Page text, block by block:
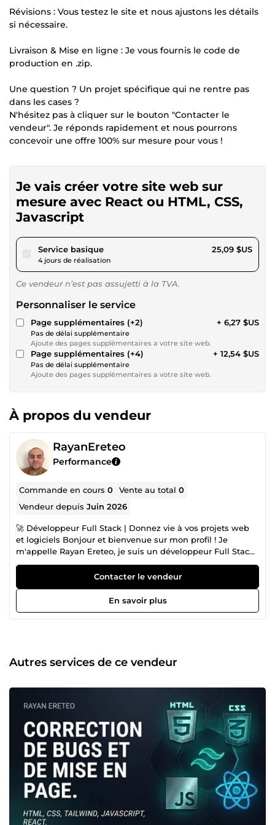
Révisions : Vous testez le site et nous ajustons les détails
si nécessaire.
Livraison & Mise en ligne : Je vous fournis le code de
production en .zip.
Une question ? Un projet spécifique qui ne rentre pas
dans les cases ?
N'hésitez pas à cliquer sur le bouton "Contacter le
vendeur". Je réponds rapidement et nous pourrons
concevoir une offre 100% sur mesure pour vous !
Je vais créer votre site web sur
mesure avec React ou HTML, CSS,
Javascript
Service basiquepour 23,12 $US
4 jours de réalisation
25,09 $US
Ce vendeur n’est pas assujetti à la TVA.
Personnaliser le service
Page supplémentaires (+2)
Pas de délai supplémentaire
Ajoute des pages supplémentaires a votre site web.
+ 6,27 $US
Page supplémentaires (+4)
Pas de délai supplémentaire
Ajoute des pages supplémentaires a votre site web.
+ 12,54 $US
À propos du vendeur
RayanEreteo
Performance
Commande en cours0 Vente au total0
Vendeur depuisJuin 2026
🚀 Développeur Full Stack | Donnez vie à vos projets web
et logiciels Bonjour et bienvenue sur mon profil ! Je
m'appelle Rayan Ereteo, je suis un développeur Full Stack
passionné, rigoureux et certifié par l'Université de Harvard
(CS50). Spécialisé dans les technologies modernes comme
TypeScript, React et Node.js, je conçois des applications
web et des outils sur mesure performants, fluides et
entièrement sécurisés. Que vous soyez une start-up, un
Domaines d'Expertise Grâce à un profil polyvalent, je peux
intervenir sur l'ensemble de votre projet : Développement
NextJS, Tailwind CSS et Chakra UI. Développement Back-
End &amp; API : Conception d'architectures robustes,
gestion de flux de données en temps réel (Socket.IO,
Express, Flask) et intégration d'API tierces (météo,
paiement, etc.). Bases de données : Modélisation et
gestion sécurisée de vos données avec MySQL ou
MongoDB. Scripts &amp; Outils spécifiques :
Automatisation de tâches, scripts en Python ou création
d'outils en ligne de commande (CLI) sécurisés en C#. 🔒
Sécurité et Performance au cœur de mon travail La
sécurité de vos données est ma priorité. J'intègre les
Contacter le vendeur
En savoir plus
Autres services de ce vendeur